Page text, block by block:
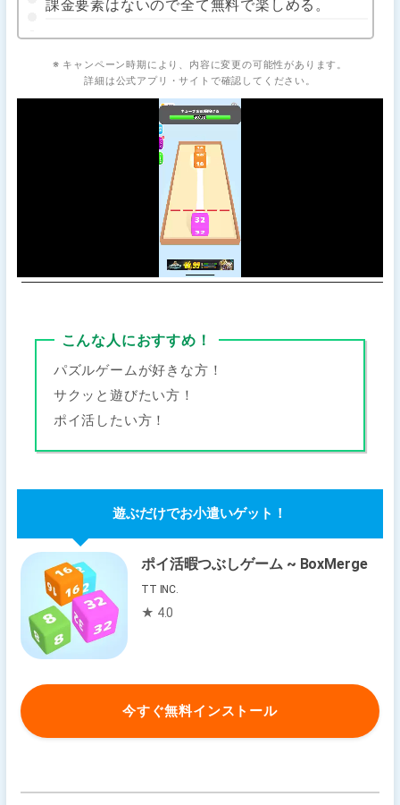
課金要素はないので全て無料で楽しめる。
※ キャンペーン時期により、内容に変更の可能性があります。
詳細は公式アプリ・サイトで確認してください。
こんな人におすすめ！
パズルゲームが好きな方！
サクッと遊びたい方！
ポイ活したい方！
遊ぶだけでお小遣いゲット！
ポイ活暇つぶしゲーム ~ BoxMerge
TT INC.
★ 4.0
今すぐ無料インストール